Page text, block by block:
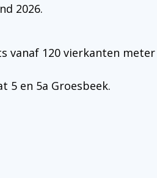
2026.
vanaf 120 vierkanten
5 en 5a Groesbeek.